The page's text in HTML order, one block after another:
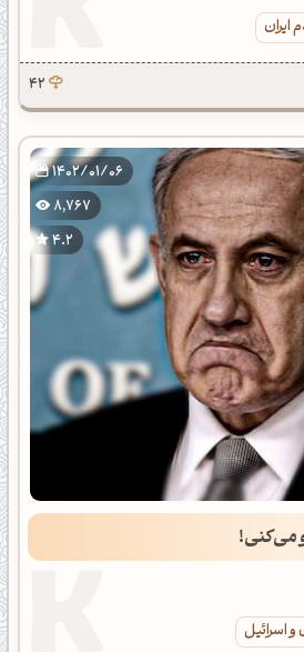
ایران
42
1402/01/06
8,767
4.2
می‌کنی!
و اسرائیل